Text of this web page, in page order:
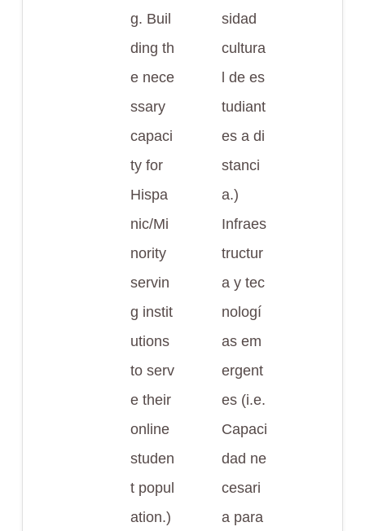
g. Buil
ding th
e nece
ssary
capaci
ty for
Hispa
nic/Mi
nority
servin
g instit
utions
to serv
e their
online
studen
t popul
ation.)
sidad
cultura
l de es
tudiant
es a di
stanci
a.)
Infraes
tructur
a y tec
nologí
as em
ergent
es (i.e.
Capaci
dad ne
cesari
a para